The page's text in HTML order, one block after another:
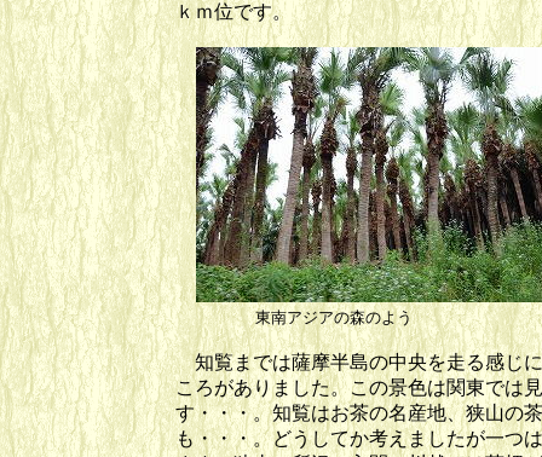
ｋｍ位です。
東南アジアの森の
知覧までは薩摩半島の中央を走る感じ
ころがありました。この景色は関東では
す・・・。知覧はお茶の名産地、狭山の
も・・・。どうしてか考えましたが一つ